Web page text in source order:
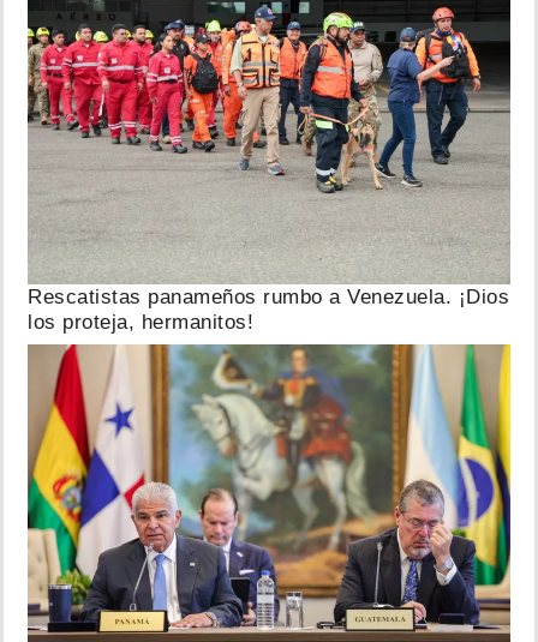
Rescatistas panameños rumbo a Venezuela. ¡Dios
los proteja, hermanitos!